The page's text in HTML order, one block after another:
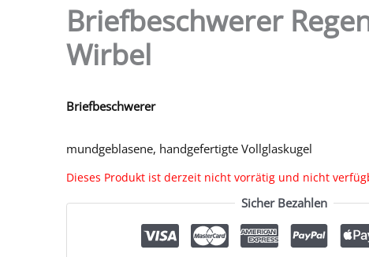
Briefbeschwerer
Wirbel
Briefbeschwerer
mundgeblasene, handgefertigte Vollglaskugel
Dieses Produkt ist derzeit nicht vorrätig und nicht
Sicher Bezahlen